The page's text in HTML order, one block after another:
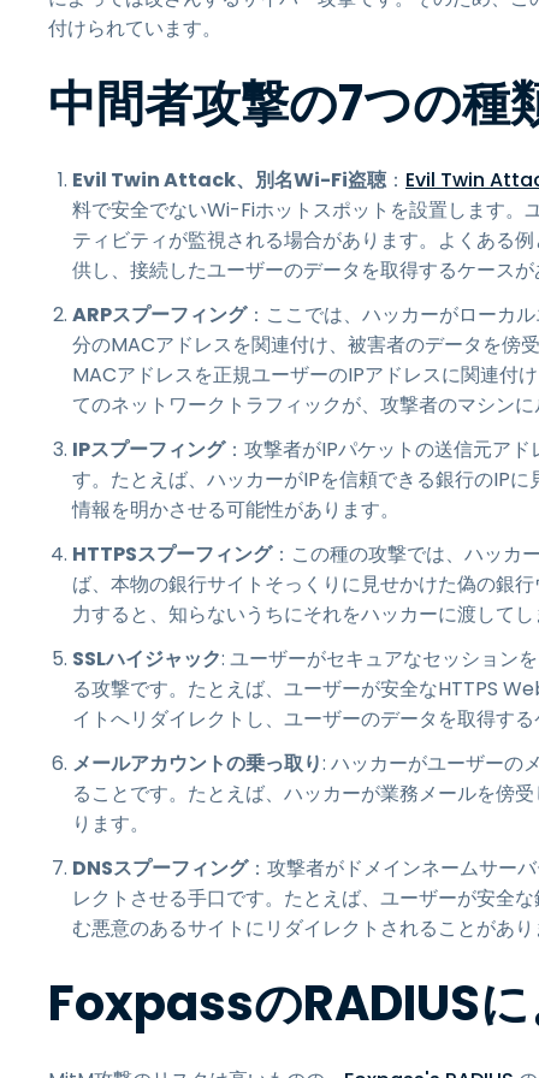
付けられています。
中間者攻撃の7つの種
Evil Twin Attack、別名Wi-Fi盗聴 ： Evil Twin
料で安全でないWi-Fiホットスポットを設置します。
ティビティが監視される場合があります。よくある
供し、接続したユーザーのデータを取得するケース
ARPスプーフィング：ここでは、ハッカーがローカ
分のMACアドレスを関連付け、被害者のデータを傍
MACアドレスを正規ユーザーのIPアドレスに関連付
てのネットワークトラフィックが、攻撃者のマシン
IPスプーフィング：攻撃者がIPパケットの送信元ア
す。たとえば、ハッカーがIPを信頼できる銀行のIP
情報を明かさせる可能性があります。
HTTPSスプーフィング：この種の攻撃では、ハッカ
ば、本物の銀行サイトそっくりに見せかけた偽の銀
力すると、知らないうちにそれをハッカーに渡して
SSLハイジャック: ユーザーがセキュアなセッション
る攻撃です。たとえば、ユーザーが安全なHTTPS
イトへリダイレクトし、ユーザーのデータを取得す
メールアカウントの乗っ取り: ハッカーがユーザーの
ることです。たとえば、ハッカーが業務メールを傍
ります。
DNSスプーフィング：攻撃者がドメインネームサー
レクトさせる手口です。たとえば、ユーザーが安全
む悪意のあるサイトにリダイレクトされることがあ
FoxpassのRADIUS